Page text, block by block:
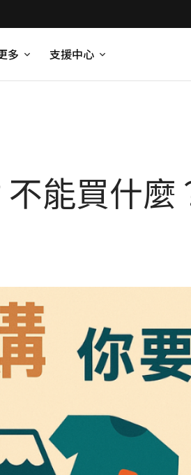
多 支援中心
能買什